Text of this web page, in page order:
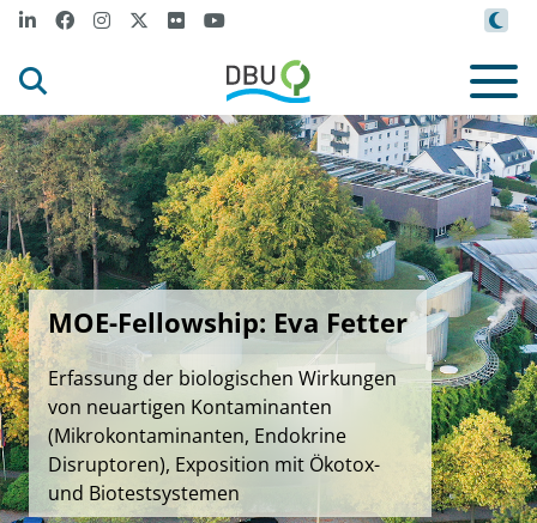
MOE-Fellowship: Eva Fetter
Erfassung der biologischen Wirkungen
von neuartigen Kontaminanten
(Mikrokontaminanten, Endokrine
Disruptoren), Exposition mit Ökotox-
und Biotestsystemen